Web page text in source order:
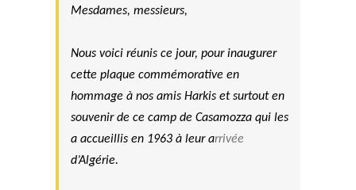
Mesdames, messieurs,
Nous voici réunis ce jour, pour inaugurer
cette plaque commémorative en
hommage à nos amis Harkis et surtout en
souvenir de ce camp de Casamozza qui les
a accueillis en 1963 à leurarrivée
d’Algérie.